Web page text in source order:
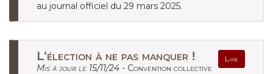
au journal officiel du 29 mars 2025.
L‘élection à ne pas manquer ! Lire
Mis à jour le 15/11/24 - Convention collective